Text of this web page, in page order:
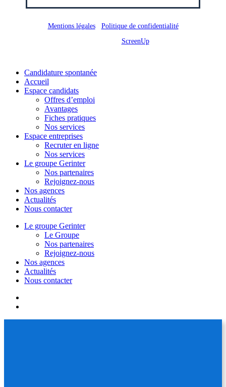
Mentions légales/ Politique de confidentialité
ScreenUp
Close
Menu
Candidature spontanée
Accueil
Espace candidats
Offres d’emploi
Avantages
Fiches pratiques
Nos services
Espace entreprises
Recruter en ligne
Nos services
Le groupe Gerinter
Nos partenaires
Rejoignez-nous
Nos agences
Actualités
Nous contacter
Le groupe Gerinter
Le Groupe
Nos partenaires
Rejoignez-nous
Nos agences
Actualités
Nous contacter